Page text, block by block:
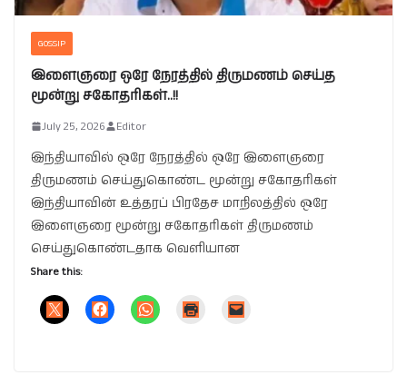
GOSSIP
இளைஞரை ஒரே நேரத்தில் திருமணம் செய்த
மூன்று சகோதரிகள்..!!
July 25, 2026 Editor
இந்தியாவில் ஒரே நேரத்தில் ஒரே இளைஞரை
திருமணம் செய்துகொண்ட மூன்று சகோதரிகள்
இந்தியாவின் உத்தரப் பிரதேச மாநிலத்தில் ஒரே
இளைஞரை மூன்று சகோதரிகள் திருமணம்
செய்துகொண்டதாக வெளியான
Share this: